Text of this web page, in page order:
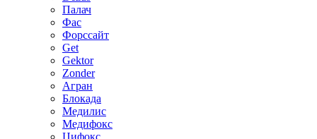
Палач
Фас
Форcсайт
Get
Gektor
Zonder
Агран
Блокада
Медилис
Медифокс
Цифокс